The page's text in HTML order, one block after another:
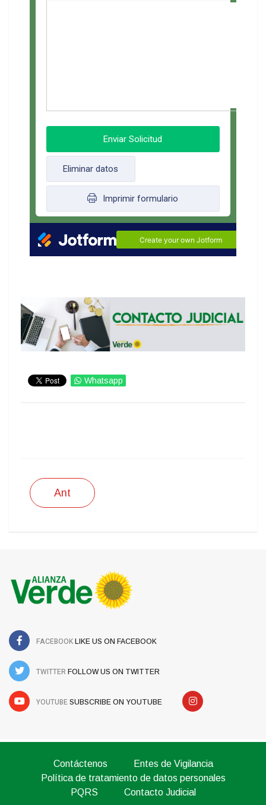
Whatsapp
Ant
FACEBOOK LIKE US ON FACEBOOK
TWITTER FOLLOW US ON TWITTER
YOUTUBE SUBSCRIBE ON YOUTUBE
Contáctenos
Entes de Vigilancia
Política de tratamiento de datos personales
PQRS
Contacto Judicial